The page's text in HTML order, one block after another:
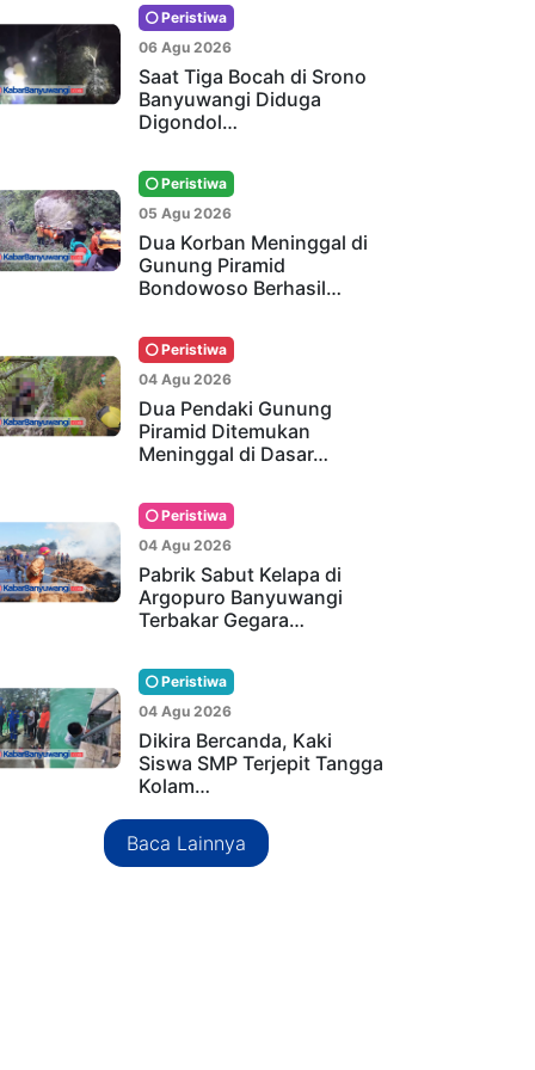
Peristiwa
06 Agu 2026
Saat Tiga Bocah di Srono
Banyuwangi Diduga
Digondol…
Peristiwa
05 Agu 2026
Dua Korban Meninggal di
Gunung Piramid
Bondowoso Berhasil…
Peristiwa
04 Agu 2026
Dua Pendaki Gunung
Piramid Ditemukan
Meninggal di Dasar…
Peristiwa
04 Agu 2026
Pabrik Sabut Kelapa di
Argopuro Banyuwangi
Terbakar Gegara…
Peristiwa
04 Agu 2026
Dikira Bercanda, Kaki
Siswa SMP Terjepit Tangga
Kolam…
Baca Lainnya